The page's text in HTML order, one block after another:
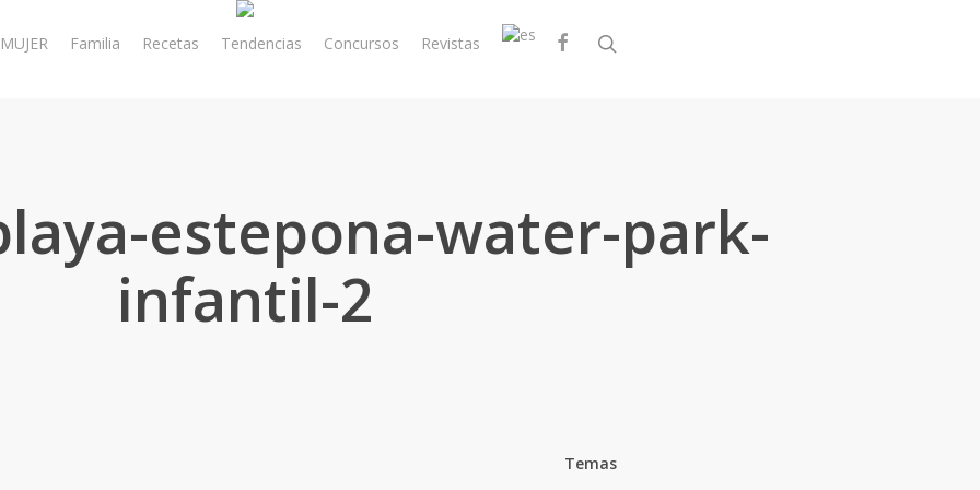
MUJER Familia Recetas Tendencias Concursos Revistas facebook
estepona-water-park-
infantil-2
Temas